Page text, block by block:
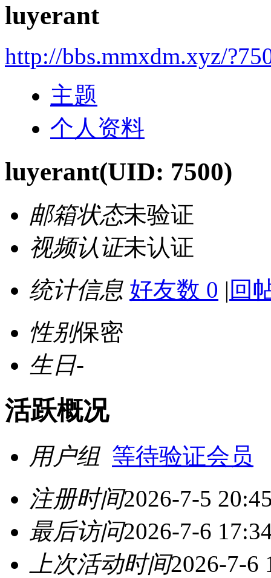
luyerant
http://bbs.mmxdm.xyz/
主题
个人资料
luyerant(UID: 7500)
邮箱状态未验证
视频认证未认证
统计信息 好友数 0 | 回
性别保密
生日-
活跃概况
用户组 等待验证会员
注册时间2026-7-5
最后访问2026-7-6
上次活动时间2026-7-6